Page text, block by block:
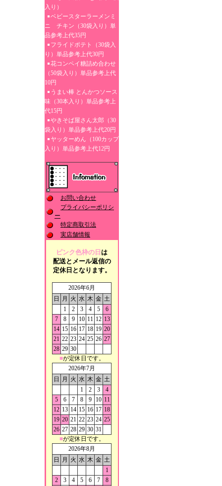
入り）
ベビースターラーメンミ
ニ チキン（30袋入り）単
品参考上代35円
フライドポテト（30袋入
り）単品参考上代30円
花コンペイ糖詰め合わせ
（50袋入り）単品参考上代
10円
うまい棒 とんかつソース
味（30本入り）単品参考上
代15円
やきそば屋さん太郎（30
袋入り）単品参考上代20円
ヤッターめん（100カップ
入り）単品参考上代12円
お問い合わせ
プライバシーポリシ
ー
特定商取引法
実店舗情報
ピンク色枠の日 は
配送とメール返信の
定休日となります。
2026年6月
日
月 火 水 木 金 土
1
2 3 4 5
6
7
8 9 10 11 12 13
14 15 16 17 18 19 20
21 22 23 24 25 26 27
28 29 30
■が定休日です。
2026年7月
日
月 火 水 木 金 土
1
2 3
4
5
6 7 8 9 10 11
12 13 14 15 16 17 18
19 20 21 22 23 24 25
26 27 28 29 30 31
■が定休日です。
2026年8月
日
月 火 水 木 金 土
1
2
3 4 5 6 7
8